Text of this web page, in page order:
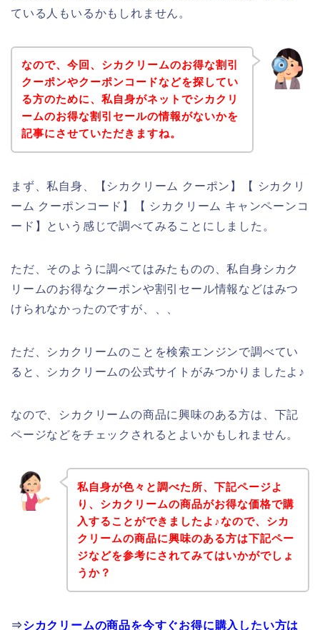
ている人もいるかもしれません。
なので、今回、シカクリームのお得な割引
クーポンやクーポンコードなどを探してい
る方のために、私自身がネットでシカクリ
ームのお得な割引セールの情報がないかを
記事にさせていただきますね。
まず、私自身、【シカクリーム クーポン】【 シカクリ
ーム クーポンコード】【 シカクリーム キャンペーンコ
ード】という感じで調べてみることにしました。
ただ、そのように調べてはみたものの、私自身シカク
リームのお得なクーポンや割引セール情報などはみつ
けられなかったのですが、、、
ただ、シカクリームのことを検索エンジンで調べてい
ると、シカクリームの公式サイトがみつかりましたよ♪
なので、シカクリームの商品に興味のある方は、下記
ページなどをチェックされるとよいかもしれません。
私自身が色々と調べた所、下記ページよ
り、シカクリームの商品がお得な価格で購
入することができましたよ♪なので、シカ
クリームの商品に興味のある方は下記ペー
ジなどを参考にされてみてはいかがでしょ
うか？
⇒シカクリームの商品を今すぐお得に購入したい方は